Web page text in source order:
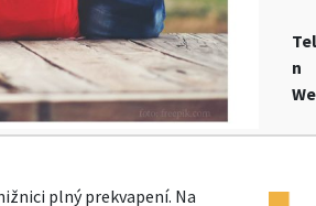
n
plný prekvapení. Na